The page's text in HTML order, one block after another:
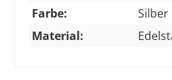
Farbe:
Silber
Material: